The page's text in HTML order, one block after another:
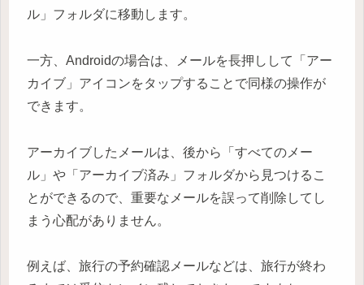
ル」フォルダに移動します。
一方、Androidの場合は、メールを長押しして「アー
カイブ」アイコンをタップすることで同様の操作が
できます。
アーカイブしたメールは、後から「すべてのメー
ル」や「アーカイブ済み」フォルダから見つけるこ
とができるので、重要なメールを誤って削除してし
まう心配がありません。
例えば、旅行の予約確認メールなどは、旅行が終わ